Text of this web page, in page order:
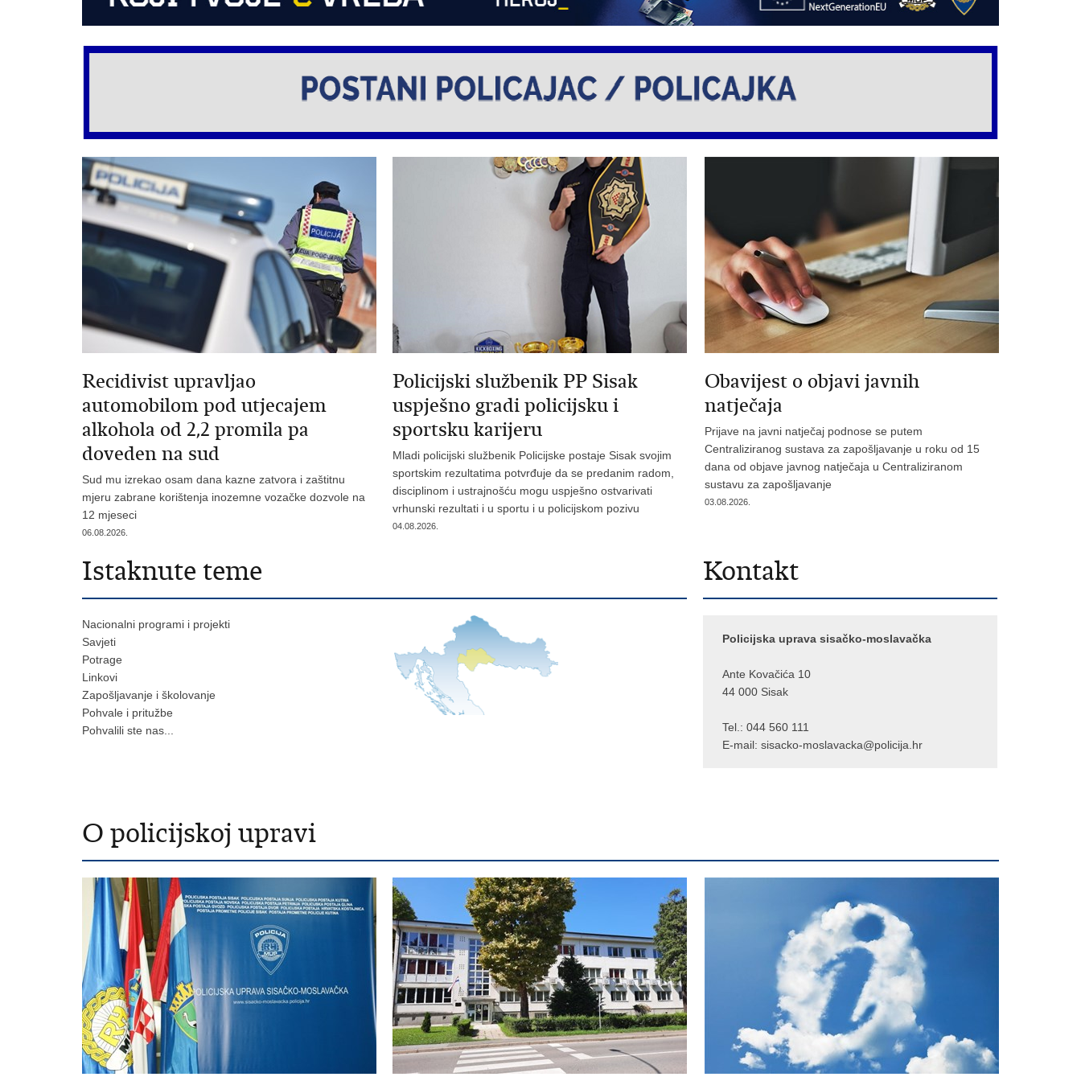
Recidivist upravljao
automobilom pod utjecajem
alkohola od 2,2 promila pa
doveden na sud
Sud mu izrekao osam dana kazne zatvora i zaštitnu
mjeru zabrane korištenja inozemne vozačke dozvole na
12 mjeseci
06.08.2026.
​Policijski službenik PP Sisak
uspješno gradi policijsku i
sportsku karijeru
Mladi policijski službenik Policijske postaje Sisak svojim
sportskim rezultatima potvrđuje da se predanim radom,
disciplinom i ustrajnošću mogu uspješno ostvarivati
vrhunski rezultati i u sportu i u policijskom pozivu
04.08.2026.
Obavijest o objavi javnih
natječaja
Prijave na javni natječaj podnose se putem
Centraliziranog sustava za zapošljavanje u roku od 15
dana od objave javnog natječaja u Centraliziranom
sustavu za zapošljavanje
03.08.2026.
Istaknute teme
Nacionalni programi i projekti
Savjeti
Potrage
Linkovi
Zapošljavanje i školovanje
Pohvale i pritužbe
Pohvalili ste nas...
Kontakt
Policijska uprava sisačko-moslavačka
​Ante Kovačića 10
44 000 Sisak
Tel.: 044 560 111
E-mail: sisacko-moslavacka@policija.hr
O policijskoj upravi